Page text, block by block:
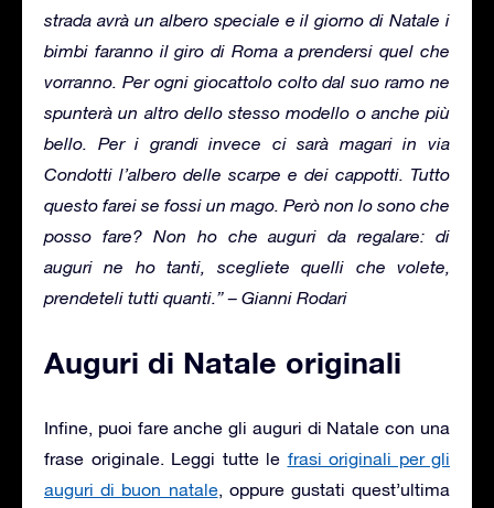
strada avrà un albero speciale e il giorno di Natale i
bimbi faranno il giro di Roma a prendersi quel che
vorranno. Per ogni giocattolo colto dal suo ramo ne
spunterà un altro dello stesso modello o anche più
bello. Per i grandi invece ci sarà magari in via
Condotti l’albero delle scarpe e dei cappotti. Tutto
questo farei se fossi un mago. Però non lo sono che
posso fare? Non ho che auguri da regalare: di
auguri ne ho tanti, scegliete quelli che volete,
prendeteli tutti quanti.” – Gianni Rodari
Auguri di Natale originali
Infine, puoi fare anche gli auguri di Natale con una
frase originale. Leggi tutte le frasi originali per gli
auguri di buon natale, oppure gustati quest’ultima